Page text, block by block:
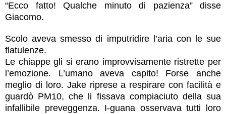
“Ecco fatto! Qualche minuto di pazienza” disse
Giacomo.
Scolo aveva smesso di imputridire l’aria con le sue
flatulenze.
Le chiappe gli si erano improvvisamente ristrette per
l’emozione. L’umano aveva capito! Forse anche
meglio di loro. Jake riprese a respirare con facilità e
guardò PM10, che li fissava compiaciuto della sua
infallibile preveggenza. I-guana osservava tutti loro